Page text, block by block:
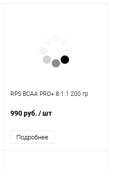
RPS BCAA PRO+ 8:1:1 200 гр
990 руб. / шт
Подробнее